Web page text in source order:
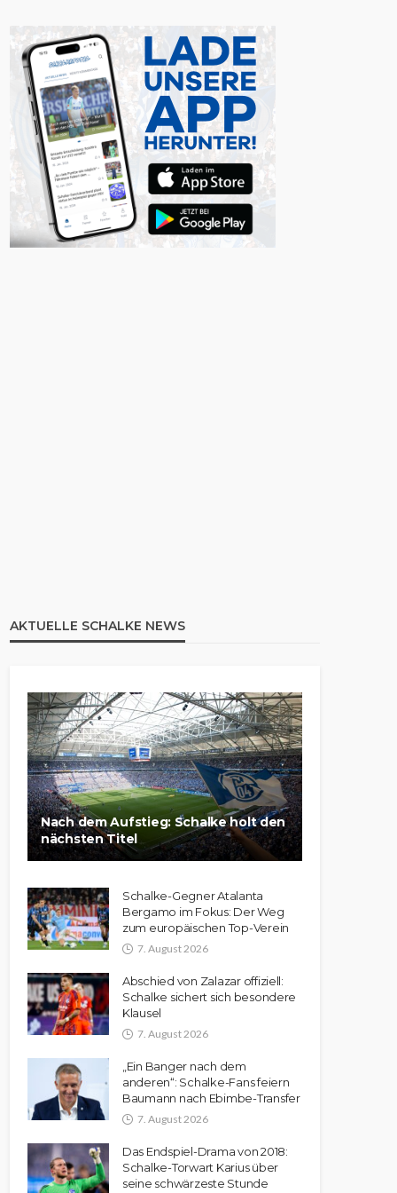
AKTUELLE SCHALKE NEWS
Nach dem Aufstieg: Schalke holt den
nächsten Titel
Schalke-Gegner Atalanta
Bergamo im Fokus: Der Weg
zum europäischen Top-Verein
7. August 2026
Abschied von Zalazar offiziell:
Schalke sichert sich besondere
Klausel
7. August 2026
„Ein Banger nach dem
anderen“: Schalke-Fans feiern
Baumann nach Ebimbe-Transfer
7. August 2026
Das Endspiel-Drama von 2018:
Schalke-Torwart Karius über
seine schwärzeste Stunde